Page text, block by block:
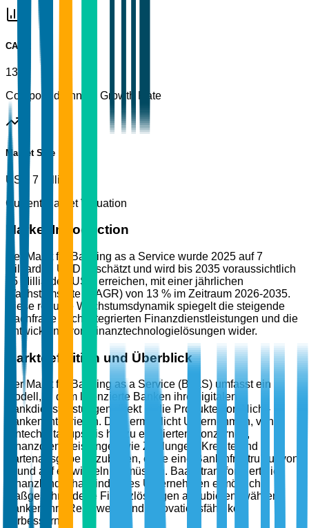
CAGR
13%
Compound Annual Growth Rate
Market Size
USD 7 Billion
Current Market Valuation
Market Introduction
Der Markt für Banking as a Service wurde 2025 auf 7
Milliarden USD geschätzt und wird bis 2035 voraussichtlich
25 Milliarden USD erreichen, mit einer jährlichen
Wachstumsrate (CAGR) von 13 % im Zeitraum 2026-2035.
Diese robuste Wachstumsdynamik spiegelt die steigende
Nachfrage nach integrierten Finanzdienstleistungen und die
Entwicklung von Finanztechnologielösungen wider.
Marktdefinition und Überblick
Der Markt für Banking as a Service (BaaS) umfasst ein
Modell, in dem lizenzierte Banken ihre digitalen
Bankdienstleistungen direkt in die Produkte von Nicht-
Banken integrieren. Dies ermöglicht Unternehmen, von
Fintech-Startups bis hin zu etablierten Konzernen,
Finanzdienstleistungen wie Zahlungen, Kredite und
Kartenausgabe anzubieten, ohne eine Bankinfrastruktur von
Grund auf entwickeln zu müssen. BaaS transformiert die
Finanzlandschaft, indem es Unternehmen ermöglicht,
maßgeschneiderte Finanzlösungen anzubieten, während
Banken ihre Reichweite und Innovationsfähigkeit
verbessern.